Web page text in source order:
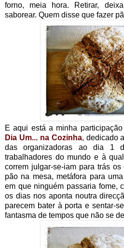
forno, meia hora. Retirar,
saborear. Quem disse que fazer
E aqui está a minha
Dia Um... na Cozinha, dedicado
das organizadoras ao dia 1
trabalhadores do mundo e à
correm julgar-se-iam para trás
pão na mesa, metáfora para
em que ninguém passaria fome,
os dias nos aponta noutra
parecem bater à porta e sentar-
fantasma de tempos que não se